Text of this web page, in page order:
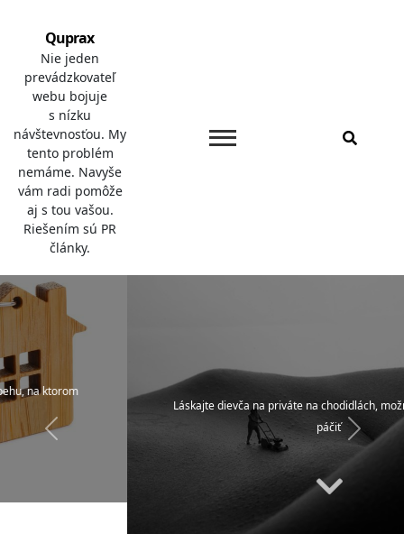
content
Quprax
Nie jeden
prevádzkovateľ
webu bojuje
s nízku
návštevnosťou. My
tento problém
nemáme. Navyše
vám radi pomôže
aj s tou vašou.
Riešením sú PR
články.
Láskajte dievča na priváte na chodidlách, možno sa jej to bude